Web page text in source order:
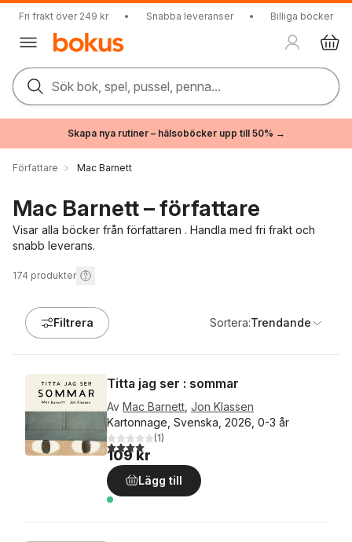
Fri frakt över 249 kr • Snabba leveranser • Billiga böcker
Sök bok, spel, pussel, penna...
Skapa nya rutiner – hälsoböcker upp till 50% →
Författare Mac Barnett
Mac Barnett – författare
Visar alla böcker från författaren . Handla med fri frakt och
snabb leverans.
174 produkter
Filtrera Sortera:Trendande
Titta jag ser : sommar
Av Mac Barnett Jon Klassen
Kartonnage, Svenska, 2026, 0-3 år
4,0utav 5 stjärnor. Totalt antal röster:
(1)
109 kr
Lägg till